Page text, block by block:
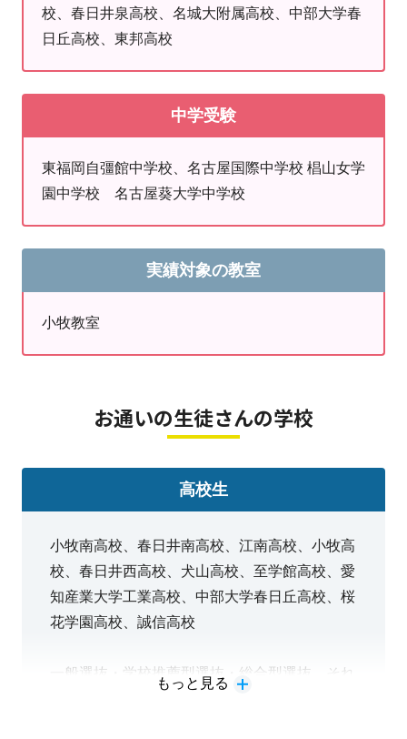
校、春日井泉高校、名城大附属高校、中部大学春
日丘高校、東邦高校
中学受験
東福岡自彊館中学校、名古屋国際中学校 椙山女学
園中学校 名古屋葵大学中学校
実績対象の教室
小牧教室
お通いの生徒さんの学校
高校生
小牧南高校、春日井南高校、江南高校、小牧高
校、春日井西高校、犬山高校、至学館高校、愛
知産業大学工業高校、中部大学春日丘高校、桜
花学園高校、誠信高校
一般選抜・学校推薦型選抜・総合型選抜、それ
もっと見る